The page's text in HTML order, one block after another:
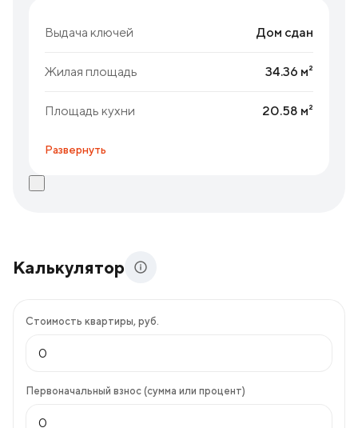
Выдача ключей Дом сдан
Жилая площадь 34.36 м²
Площадь кухни 20.58 м²
Развернуть
Калькулятор
Стоимость квартиры, руб.
Первоначальный взнос (сумма или процент)